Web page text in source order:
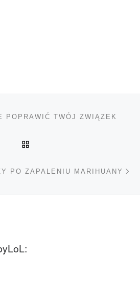
POPRAWIĆ TWÓJ ZWIĄZEK
PO ZAPALENIU MARIHUANY